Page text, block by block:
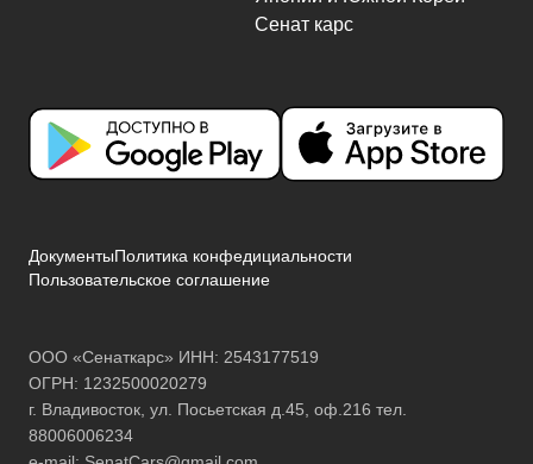
ДокументыПолитика конфедициальности
Пользовательское соглашение
ООО «Сенаткарс» ИНН: 2543177519
ОГРН: 1232500020279
г. Владивосток, ул. Посьетская д.45, оф.216 тел.
88006006234